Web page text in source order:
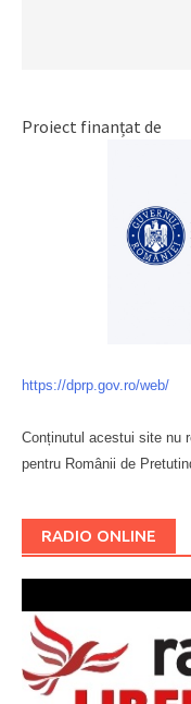
Proiect finanțat de
https://dprp.gov.ro/web/
Conținutul acestui site nu
pentru Românii de
RADIO ONLINE